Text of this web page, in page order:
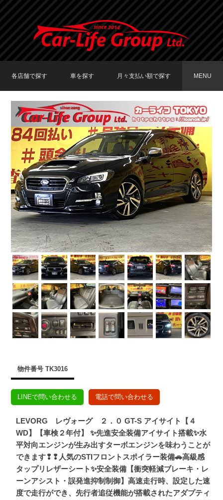
各店舗で探す
TOKYO店在庫車両
大阪店在庫車両
福岡店在庫車両
車を探す
車種で探す
メーカーで探す
月々支払い額で探す
〜19,999円
20,000円〜29,999円
30,000円〜39,999円
40,000円〜49,999円
50,000円〜
MENU
物件番号 TK3016
LINEで問い合わせる 電話で問い合わせる
LEVORG レヴォーグ ２．０ GT-S アイサイト【４
WD】【車検２年付】 ✨先進安全装備アイサイト搭載✨水
平対向エンジンが生み出すターボエンジンを味わうことが
できます❢❢人気のSTIフロントスポイラー装備🚗高級感
タップリレザーシート✨安全装備【衝突軽減ブレーキ・レ
ーンアシスト・誤発進抑制制御】高速走行時、設定した速
度で走行ができ、先行者追従機能が搭載されたアダプティ